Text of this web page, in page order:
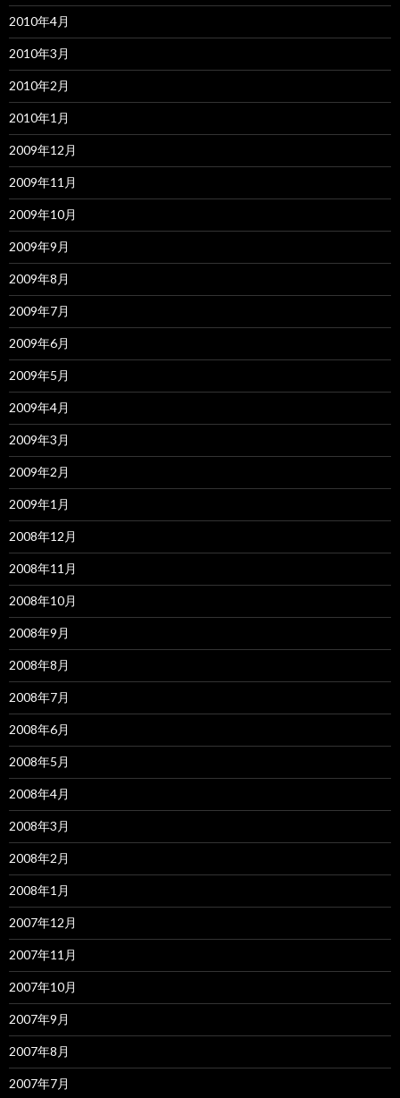
2010年4月
2010年3月
2010年2月
2010年1月
2009年12月
2009年11月
2009年10月
2009年9月
2009年8月
2009年7月
2009年6月
2009年5月
2009年4月
2009年3月
2009年2月
2009年1月
2008年12月
2008年11月
2008年10月
2008年9月
2008年8月
2008年7月
2008年6月
2008年5月
2008年4月
2008年3月
2008年2月
2008年1月
2007年12月
2007年11月
2007年10月
2007年9月
2007年8月
2007年7月